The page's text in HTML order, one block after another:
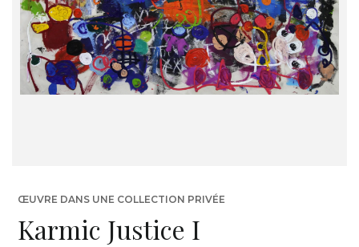
ŒUVRE DANS UNE COLLECTION PRIVÉE
Karmic Justice I